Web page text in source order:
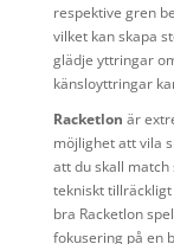
respektive gren
vilket kan skapa
glädje yttringar
känsloyttringar
Racketlon är
möjlighet att vila
att du skall
tekniskt
bra Racketlon
fokusering på en